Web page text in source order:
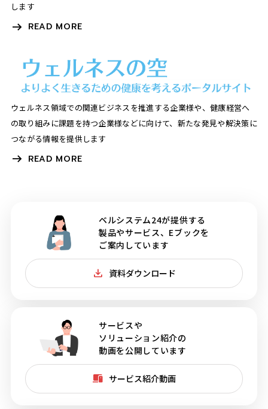
します
READ MORE
ウェルネス領域での関連ビジネスを推進する企業様や、健康経営へ
の取り組みに課題を持つ企業様などに向けて、新たな発見や解決策に
つながる情報を提供します
READ MORE
ベルシステム24が提供する
製品やサービス、Eブックを
ご案内しています
資料ダウンロード
サービスや
ソリューション紹介の
動画を公開しています
サービス紹介動画